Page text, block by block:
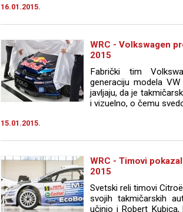
16.01.2015.
WRC - Volkswagen
2015
Fabrički tim
generaciju modela
javljaju, da je
i vizuelno, o čemu
15.01.2015.
WRC - Timovi
2015
Svetski reli timovi
svojih takmičarskih
učinio i Robert